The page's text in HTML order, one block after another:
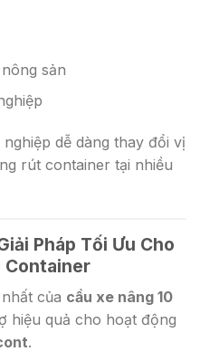
sản
dễ dàng thay đổi vị
rút container tại nhiều
Pháp Tối Ưu Cho
Container
của cầu xe nâng 10
hiệu quả cho hoạt động
.